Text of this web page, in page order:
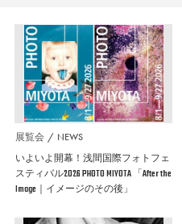
展覧会 NEWS
いよいよ開幕！浅間国際フォトフェ
スティバル2026 PHOTO MIYOTA 「After the
Image｜イメージのその後」